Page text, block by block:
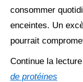
consommer
enceintes. Un
pourrait
Continue la lecture
de protéines